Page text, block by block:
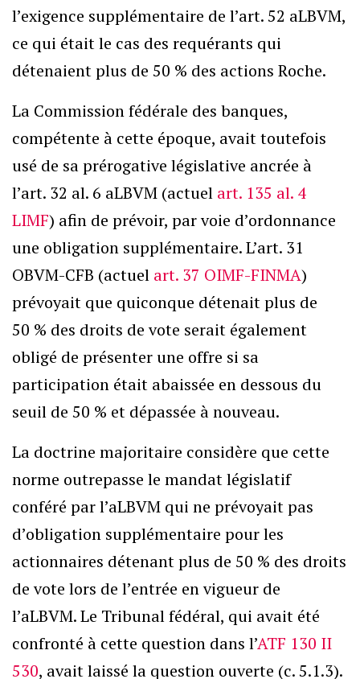
l’exigence supplémentaire de l’art. 52 aLBVM,
ce qui était le cas des requérants qui
détenaient plus de 50 % des actions Roche.
La Commission fédérale des banques,
compétente à cette époque, avait toutefois
usé de sa prérogative législative ancrée à
l’art. 32 al. 6 aLBVM (actuel art. 135 al. 4
LIMF) afin de prévoir, par voie d’ordonnance
une obligation supplémentaire. L’art. 31
OBVM-CFB (actuel art. 37 OIMF-FINMA)
prévoyait que quiconque détenait plus de
50 % des droits de vote serait également
obligé de présenter une offre si sa
participation était abaissée en dessous du
seuil de 50 % et dépassée à nouveau.
La doctrine majoritaire considère que cette
norme outrepasse le mandat législatif
conféré par l’aLBVM qui ne prévoyait pas
d’obligation supplémentaire pour les
actionnaires détenant plus de 50 % des droits
de vote lors de l’entrée en vigueur de
l’aLBVM. Le Tribunal fédéral, qui avait été
confronté à cette question dans l’ATF 130 II
530, avait laissé la question ouverte (c. 5.1.3).